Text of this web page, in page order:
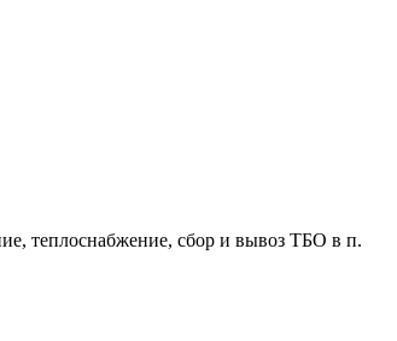
теплоснабжение, сбор и вывоз ТБО в п.